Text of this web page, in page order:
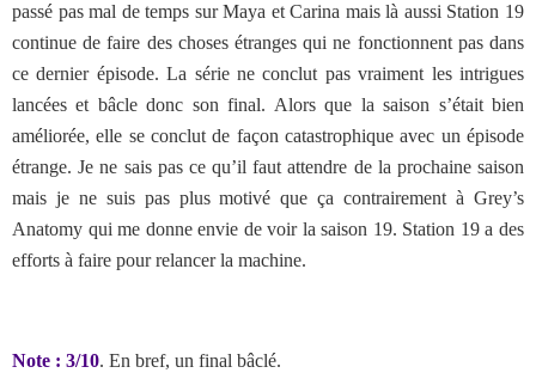
passé pas mal de temps sur Maya et Carina mais là aussi Station 19
continue de faire des choses étranges qui ne fonctionnent pas dans
ce dernier épisode. La série ne conclut pas vraiment les intrigues
lancées et bâcle donc son final. Alors que la saison s’était bien
améliorée, elle se conclut de façon catastrophique avec un épisode
étrange. Je ne sais pas ce qu’il faut attendre de la prochaine saison
mais je ne suis pas plus motivé que ça contrairement à Grey’s
Anatomy qui me donne envie de voir la saison 19. Station 19 a des
efforts à faire pour relancer la machine.
Note : 3/10. En bref, un final bâclé.